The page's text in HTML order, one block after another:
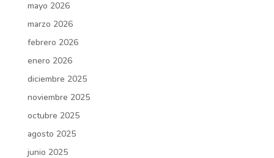
mayo 2026
marzo 2026
febrero 2026
enero 2026
diciembre 2025
noviembre 2025
octubre 2025
agosto 2025
junio 2025